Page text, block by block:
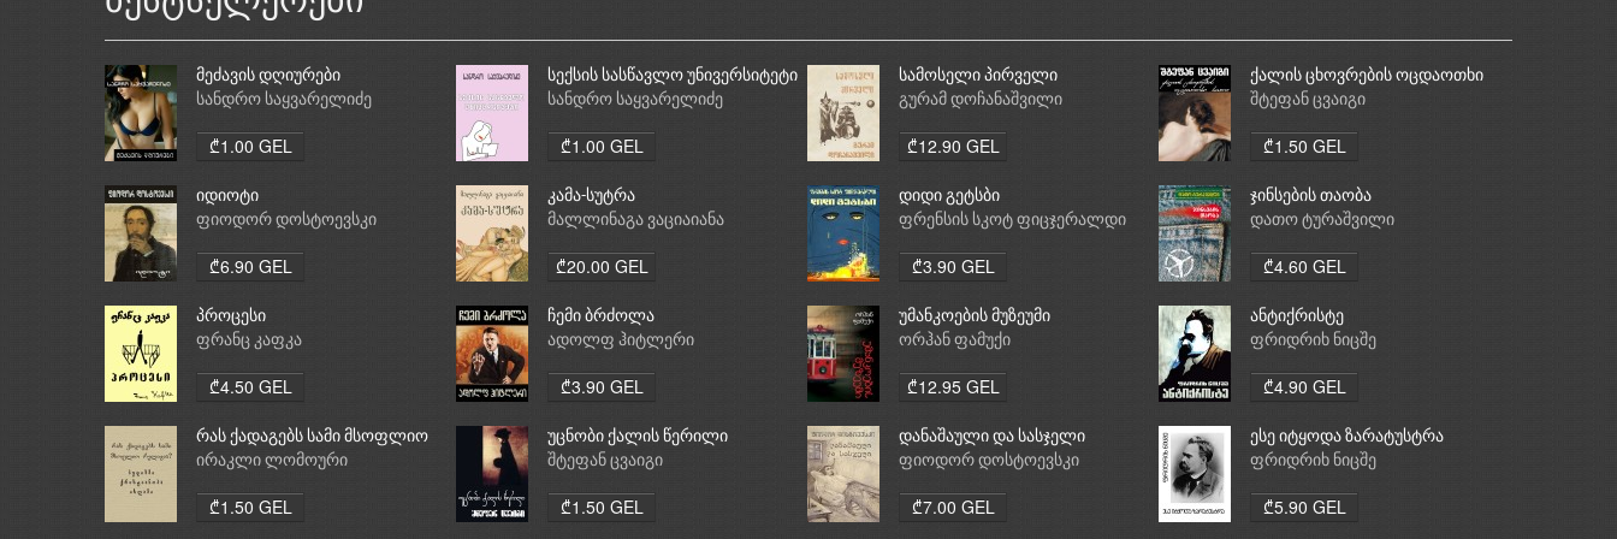
მეძავის დღიურები
სანდრო საყვარელიძე
₾1.00 GEL
სექსის სასწავლო უნივერსიტეტი
სანდრო საყვარელიძე
₾1.00 GEL
სამოსელი პირველი
გურამ დოჩანაშვილი
₾12.90 GEL
ქალის ცხოვრების ოცდაოთხი
საათი
შტეფან ცვაიგი
₾1.50 GEL
იდიოტი
ფიოდორ დოსტოევსკი
₾6.90 GEL
კამა-სუტრა
მალლინაგა ვაციაიანა
₾20.00 GEL
დიდი გეტსბი
ფრენსის სკოტ ფიცჯერალდი
₾3.90 GEL
ჯინსების თაობა
დათო ტურაშვილი
₾4.60 GEL
პროცესი
ფრანც კაფკა
₾4.50 GEL
ჩემი ბრძოლა
ადოლფ ჰიტლერი
₾3.90 GEL
უმანკოების მუზეუმი
ორჰან ფამუქი
₾12.95 GEL
ანტიქრისტე
ფრიდრიხ ნიცშე
₾4.90 GEL
რას ქადაგებს სამი მსოფლიო
რელიგია: ბუდიზმი,
ირაკლი ლომოური
₾1.50 GEL
უცნობი ქალის წერილი
შტეფან ცვაიგი
₾1.50 GEL
დანაშაული და სასჯელი
ფიოდორ დოსტოევსკი
₾7.00 GEL
ესე იტყოდა ზარატუსტრა
ფრიდრიხ ნიცშე
₾5.90 GEL